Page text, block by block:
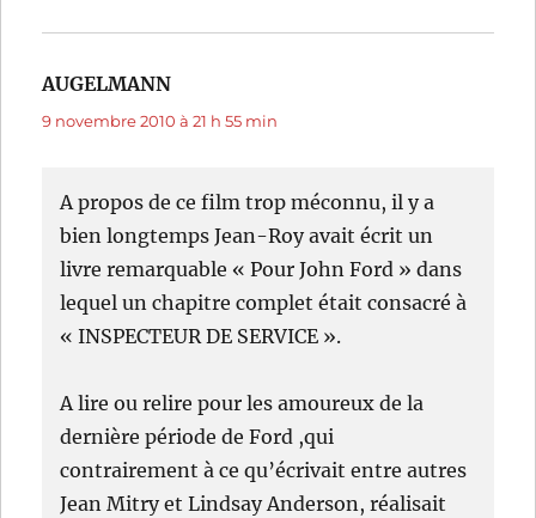
AUGELMANN
9 novembre 2010 à 21 h 55 min
A propos de ce film trop méconnu, il y a
bien longtemps Jean-Roy avait écrit un
livre remarquable « Pour John Ford » dans
lequel un chapitre complet était consacré à
« INSPECTEUR DE SERVICE ».
A lire ou relire pour les amoureux de la
dernière période de Ford ,qui
contrairement à ce qu’écrivait entre autres
Jean Mitry et Lindsay Anderson, réalisait